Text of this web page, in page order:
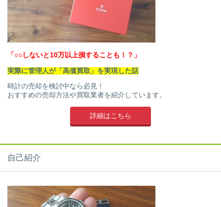
「○○しないと10万以上損することも！？」
実際に管理人が「高価買取」を実現した話
時計の売却を検討中なら必見！
おすすめの売却方法や買取業者を紹介しています。
詳細はこちら
自己紹介